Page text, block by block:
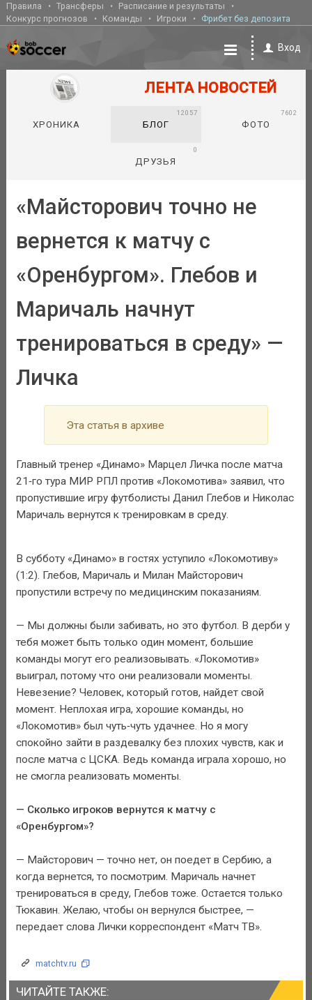
Правила Трансферы
Расписание и результаты
Конкурс прогнозов
Команды Игроки Фрибет без депозита
Вход
ЛЕНТА НОВОСТЕЙ
ХРОНИКА БЛОГ
12057
ФОТО
7602
ДРУЗЬЯ
0
«Майсторович точно не
вернется к матчу с
«Оренбургом». Глебов и
Маричаль начнут
тренироваться в среду» —
Личка
Эта статья в архиве
Главный тренер «Динамо» Марцел Личка после матча
21‑го тура МИР РПЛ против «Локомотива» заявил, что
пропустившие игру футболисты Данил Глебов и Николас
Маричаль вернутся к тренировкам в среду.
В субботу «Динамо» в гостях уступило «Локомотиву»
(1:2). Глебов, Маричаль и Милан Майсторович
пропустили встречу по медицинским показаниям.
— Мы должны были забивать, но это футбол. В дерби у
тебя может быть только один момент, большие
команды могут его реализовывать. «Локомотив»
выиграл, потому что они реализовали моменты.
Невезение? Человек, который готов, найдет свой
момент. Неплохая игра, хорошие команды, но
«Локомотив» был чуть‑чуть удачнее. Но я могу
спокойно зайти в раздевалку без плохих чувств, как и
после матча с ЦСКА. Ведь команда играла хорошо, но
не смогла реализовать моменты.
— Сколько игроков вернутся к матчу с
«Оренбургом»?
— Майсторович — точно нет, он поедет в Сербию, а
когда вернется, то посмотрим. Маричаль начнет
тренироваться в среду, Глебов тоже. Остается только
Тюкавин. Желаю, чтобы он вернулся быстрее, —
передает слова Лички корреспондент «Матч ТВ».
matchtv.ru
ЧИТАЙТЕ ТАКЖЕ: